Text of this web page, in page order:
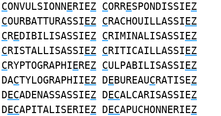
CONVULSIONNERIEZ CORRESPONDISSIEZ
COURBATTURASSIEZ CRACHOUILLASSIEZ
CREDIBILISASSIEZ CRIMINALISASSIEZ
CRISTALLISASSIEZ CRITICAILLASSIEZ
CRYPTOGRAPHIEREZ CULPABILISASSIEZ
DACTYLOGRAPHIIEZ DEBUREAUCRATISEZ
DECADENASSASSIEZ DECALCARISASSIEZ
DECAPITALISERIEZ DECAPUCHONNERIEZ